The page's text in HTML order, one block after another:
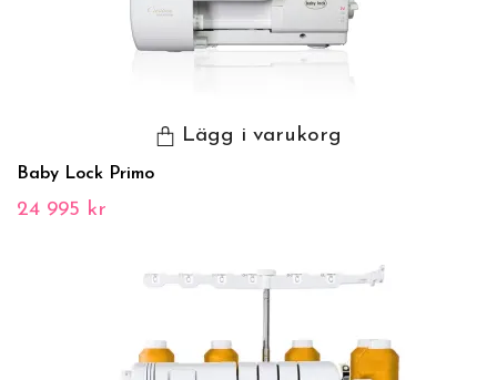
Lägg i varukorg
Baby Lock Primo
24 995 kr